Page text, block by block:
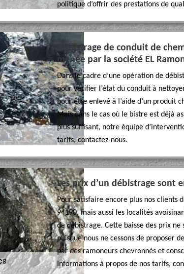
politique d’offrir des prestations de
Débistrage de conduit de
menée par la société EL
Dans le cadre d’une opération de
pour vérifier l’état du conduit à
pour être enlevé à l’aide d’un produit
Mais dans le cas où le bistre est déjà
plus suffisant, notre équipe
tarifs, contactez-nous.
Les prix d’un débistrage sont
Pour satisfaire encore plus nos clients
94190, mais aussi les localités
de débistrage. Cette baisse des prix ne
puisque nous ne cessons de proposer
par des ramoneurs chevronnés et
informations à propos de nos tarifs,